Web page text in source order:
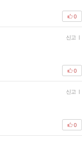
0
신고 |
0
신고 |
0